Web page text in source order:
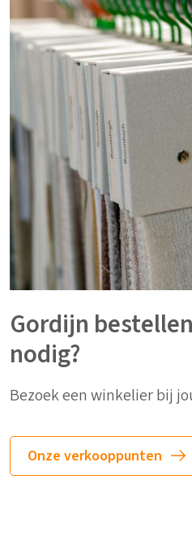
Gordijn
nodig?
Bezoek een winkelier bij
Onze verkooppunten